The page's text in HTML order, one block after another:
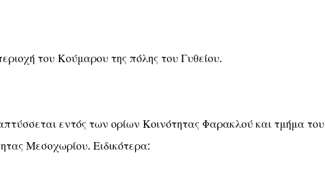
του Κούμαρου της πόλης του Γυθείου.
εντός των ορίων Κοινότητας Φαρακλού και τμήμα του
Μεσοχωρίου. Ειδικότερα: